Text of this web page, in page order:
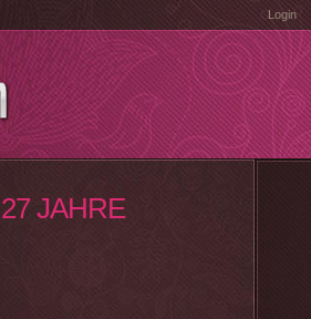
Login
27 JAHRE